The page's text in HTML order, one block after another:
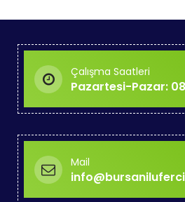
Çalışma Saatleri
Pazartesi-Pazar:
Mail